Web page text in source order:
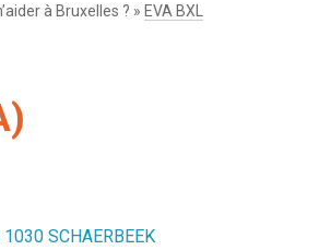
à Bruxelles ? » EVA BXL
SCHAERBEEK